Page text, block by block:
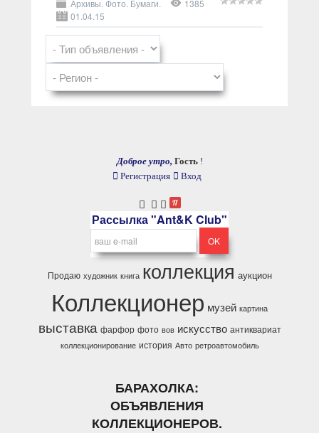
Архивы. Фото. Бумаги.
1385
01.04.15
Доброе утро, Гость !
Регистрация
Вход
Рассылка "Ant&K Club"
Продаю художник книга коллекция аукцион
Коллекционер музей картина
выставка фарфор фото вов искусство антиквариат
коллекционирование история Авто ретроавтомобиль
БАРАХОЛКА:
ОБЪЯВЛЕНИЯ
КОЛЛЕКЦИОНЕРОВ.